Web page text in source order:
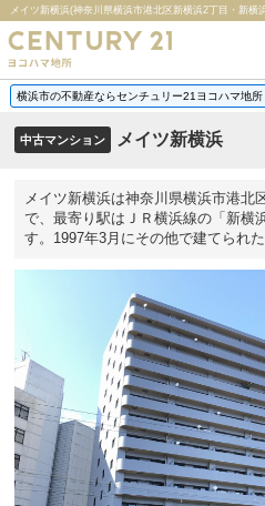
メイツ新横浜(神奈川県横浜市港北区新横浜2丁目・新
横浜市の不動産ならセンチュリー21ヨコハマ地所
中古マンション メイツ新横浜
メイツ新横浜は神奈川県横浜市港北
で、最寄り駅はＪＲ横浜線の「新横
す。1997年3月にその他で建てられ